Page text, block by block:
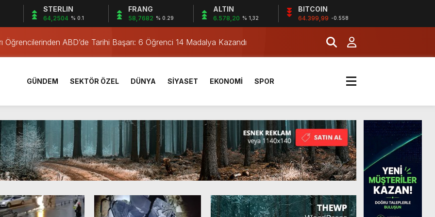
STERLIN
64,2504 % 0.1
FRANG
58,7682 % 0.29
ALTIN
6.578,20 % 1,32
BITCOIN
64.399,99 -0.558
Öğrencilerinden ABD’de Tarihi Başarı: 6 Öğrenci 14 Madalya Kazandı
Operasyonu
Yakalandı
Dijital Eğitimi
Serval Kedisi Ele Geçirildi
Operasyonu: 2 Tutuklama
Denetim
Öğrencilerinden ABD’de Tarihi Başarı: 6 Öğrenci 14 Madalya Kazandı
GÜNDEM SEKTÖR ÖZEL DÜNYA SİYASET EKONOMİ SPOR